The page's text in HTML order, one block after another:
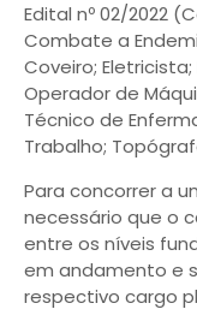
Edital nº 02/2022
Combate a
Coveiro;
Operador de
Técnico de
Trabalho;
Para concorrer a
necessário que o
entre os níveis
em andamento e
respectivo cargo